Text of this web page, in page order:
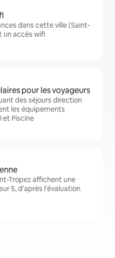
dans cette ville (Saint-
un accès wifi
pour les voyageurs
des séjours direction
les équipements
et Piscine
Tropez affichent une
5, d'après l'évaluation